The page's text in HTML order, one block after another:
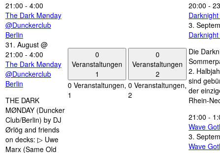
21:00 - 4:00
The Dark Mønday
@Dunckerclub
Berlin
31. August @
21:00 - 4:00
The Dark Mønday
@Dunckerclub
Berlin
THE DARK
MØNDAY (Duncker
Club/Berlin) by DJ
Ørlög and friends
on decks: ▷ Uwe
Marx (Same Old
0
Veranstaltungen
1
0 Veranstaltungen,
1
0
Veranstaltungen
2
0 Veranstaltungen,
2
20:00 -
3.
Die
2.
sind
der
Rhein-
21:00 -
Wave
3.
Wave